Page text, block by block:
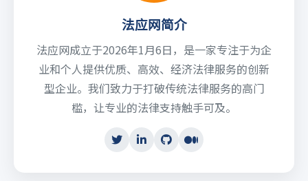
法应网简介
法应网成立于2026年1月6日，是一家专注于为企
业和个人提供优质、高效、经济法律服务的创新
型企业。我们致力于打破传统法律服务的高门
槛，让专业的法律支持触手可及。